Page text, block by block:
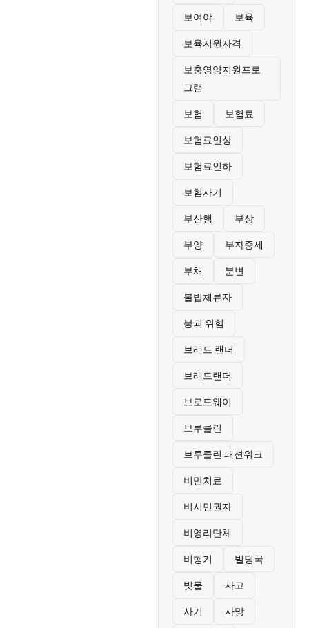
보여야 보육
보육지원자격
보충영양지원프로
그램
보험 보험료
보험료인상
보험료인하
보험사기
부산행 부상
부양 부자증세
부채 분변
불법체류자
붕괴 위험
브래드 랜더
브래드랜더
브로드웨이
브루클린
브루클린 패션위크
비만치료
비시민권자
비영리단체
비행기 빌딩국
빗물 사고
사기 사망